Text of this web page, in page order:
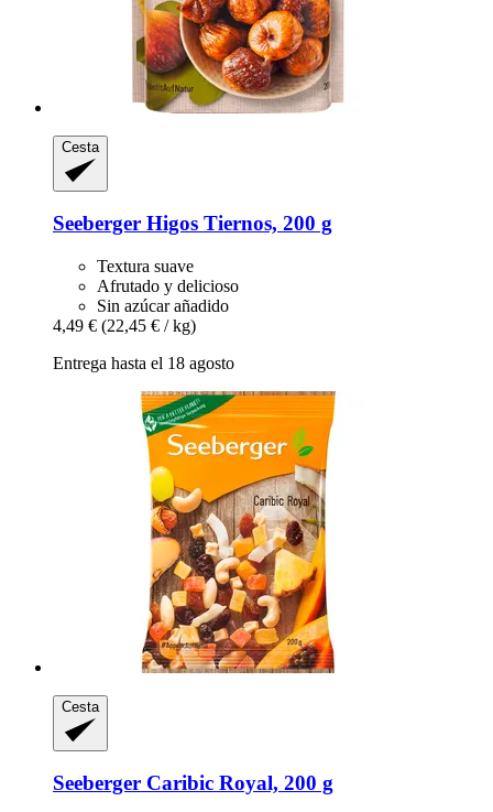
Cesta
Seeberger Higos Tiernos, 200 g
Textura suave
Afrutado y delicioso
Sin azúcar añadido
4,49 € (22,45 € / kg)
Entrega hasta el 18 agosto
Cesta
Seeberger Caribic Royal, 200 g